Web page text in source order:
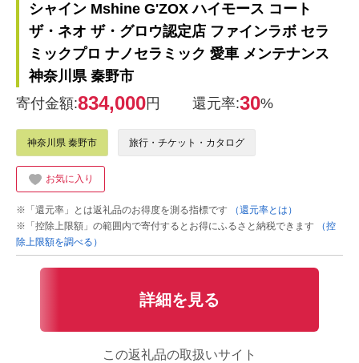
シャイン Mshine G'ZOX ハイモース コート
ザ・ネオ ザ・グロウ認定店 ファインラボ セラ
ミックプロ ナノセラミック 愛車 メンテナンス
神奈川県 秦野市
寄付金額:834,000円 還元率:30%
神奈川県 秦野市 旅行・チケット・カタログ
お気に入り
※「還元率」とは返礼品のお得度を測る指標です
（還元率とは）
※「控除上限額」の範囲内で寄付するとお得にふるさと納税できます
（控
除上限額を調べる）
詳細を見る
この返礼品の取扱いサイト